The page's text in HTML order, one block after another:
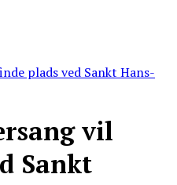
plads ved Sankt Hans-
vil
Sankt